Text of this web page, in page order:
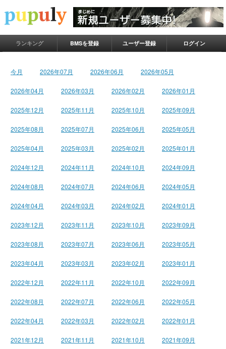
ランキング BMSを登録 ユーザー登録 ログイン
今月 2026年07月 2026年06月 2026年05月
2026年04月 2026年03月 2026年02月 2026年01月
2025年12月 2025年11月 2025年10月 2025年09月
2025年08月 2025年07月 2025年06月 2025年05月
2025年04月 2025年03月 2025年02月 2025年01月
2024年12月 2024年11月 2024年10月 2024年09月
2024年08月 2024年07月 2024年06月 2024年05月
2024年04月 2024年03月 2024年02月 2024年01月
2023年12月 2023年11月 2023年10月 2023年09月
2023年08月 2023年07月 2023年06月 2023年05月
2023年04月 2023年03月 2023年02月 2023年01月
2022年12月 2022年11月 2022年10月 2022年09月
2022年08月 2022年07月 2022年06月 2022年05月
2022年04月 2022年03月 2022年02月 2022年01月
2021年12月 2021年11月 2021年10月 2021年09月